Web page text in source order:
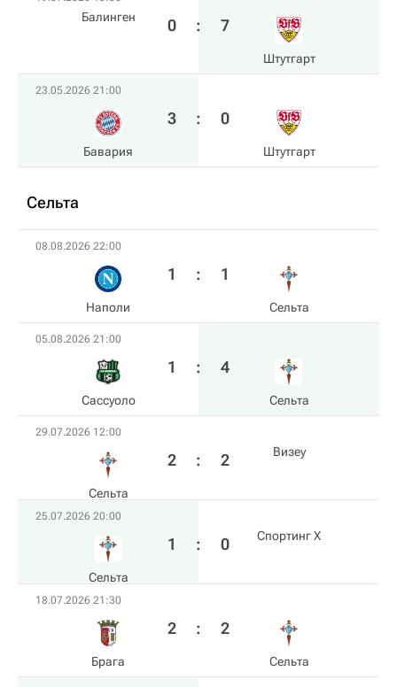
Балинген 0 : 7
Штутгарт
23.05.2026 21:00
Бавария
3 : 0
Штутгарт
Сельта
08.08.2026 22:00
Наполи
1 : 1
Сельта
05.08.2026 21:00
Сассуоло
1 : 4
Сельта
29.07.2026 12:00
Сельта
2 : 2 Визеу
25.07.2026 20:00
Сельта
1 : 0 Спортинг Х
18.07.2026 21:30
Брага
2 : 2
Сельта